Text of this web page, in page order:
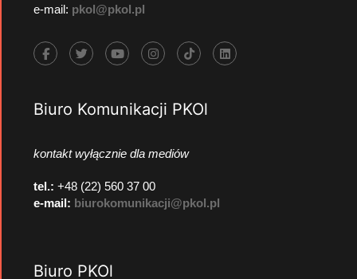
e-mail: pkol@pkol.pl
Biuro Komunikacji PKOl
kontakt wyłącznie dla mediów
tel.: +48 (22) 560 37 00
e-mail: biurokomunikacji@pkol.pl
Biuro PKOl